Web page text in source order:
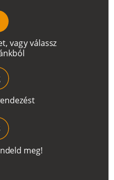
t, vagyválassz
kból
endezést
ndeld meg!